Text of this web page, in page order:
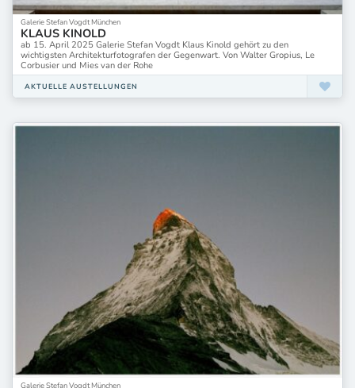
Galerie Stefan Vogdt München
KLAUS KINOLD
ab 15. April 2025 Galerie Stefan Vogdt Klaus Kinold gehört zu den
wichtigsten Architekturfotografen der Gegenwart. Von Walter Gropius, Le
Corbusier und Mies van der Rohe
AKTUELLE AUSTELLUNGEN
Galerie Stefan Vogdt München